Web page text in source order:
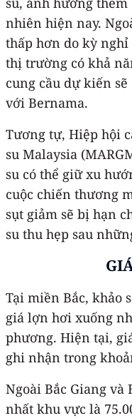
nhiên hiện nay.
thấp hơn do kỳ
thị trường có khả
cung cầu dự kiến sẽ
với Bernama.
Tương tự, Hiệp hội
su Malaysia
su có thể giữ xu
cuộc chiến thương
sụt giảm sẽ bị hạn
su thu hẹp sau
Tại miền Bắc, khảo
giá lợn hơi xuống
phương. Hiện tại,
ghi nhận trong
Ngoài Bắc Giang
nhất khu vực là